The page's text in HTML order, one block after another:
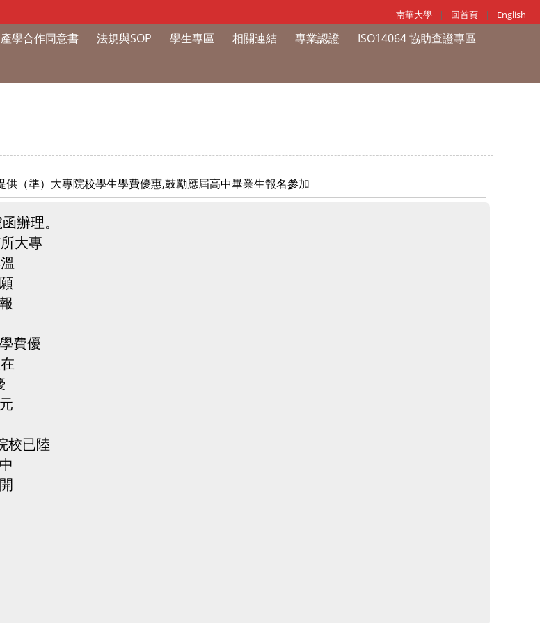
產學合作同意書 法規與SOP 學生專區 相關連結 專業認證
ISO14064 協助查證專區
南華大學 | 回首頁 | English
供（準）大專院校學生學費優惠,鼓勵應屆高中畢業生報名參加
辦理。
大專
費優
校已陸